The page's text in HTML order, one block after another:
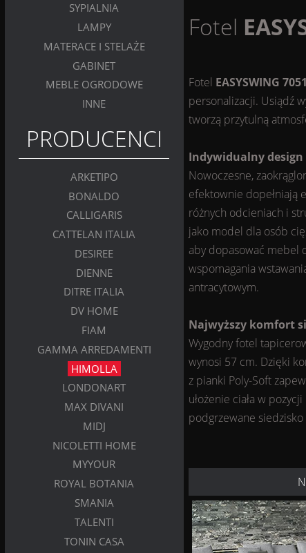
SYPIALNIA
LAMPY
MATERACE I STELAŻE
GABINET
MEBLE OGRODOWE
INNE
PRODUCENCI
ARKETIPO
BONALDO
CALLIGARIS
CATTELAN ITALIA
DESIREE
DIENNE
DITRE ITALIA
DV HOME
FIAM
GAMMA ARREDAMENTI
HIMOLLA
LONDONART
MAX DIVANI
MIDJ
NICOLETTI HOME
MYYOUR
ROYAL BOTANIA
SMANIA
TALENTI
TONIN CASA
Fotel
Fotel EASYSWING 7051
personalizacji. Usiądź
tworzą przytulną
Indywidualny
Nowoczesne,
efektownie dopełniają
różnych odcieniach i
jako model dla osób
aby dopasować mebel
wspomagania
antracytowym.
Najwyższy komfort
Wygodny fotel
wynosi 57 cm. Dzięki
z pianki Poly-Soft
ułożenie ciała w
podgrzewane